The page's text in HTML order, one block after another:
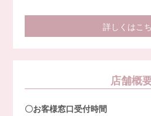
詳しくはこ
店舗概
〇お客様窓口受付時間